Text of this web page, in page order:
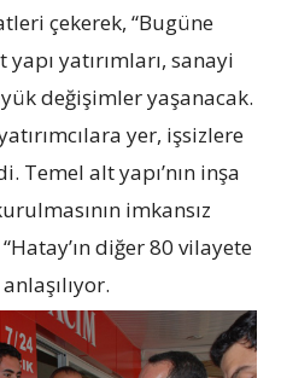
çekerek, “Bugüne
yatırımları, sanayi
değişimler yaşanacak.
yer, işsizlere
Temel alt yapı’nın inşa
imkansız
diğer 80 vilayete